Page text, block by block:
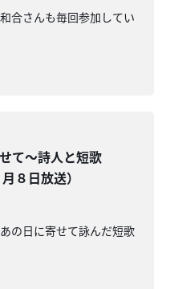
合さんも毎回参加してい
て～詩人と短歌
８日放送）
の日に寄せて詠んだ短歌